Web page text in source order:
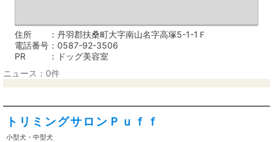
住所
丹羽郡扶桑町大字南山名字高塚5-1-1Ｆ
電話番号
0587-92-3506
PR
ドッグ美容室
ニュース：0件
トリミングサロンＰｕｆｆ
小型犬・中型犬